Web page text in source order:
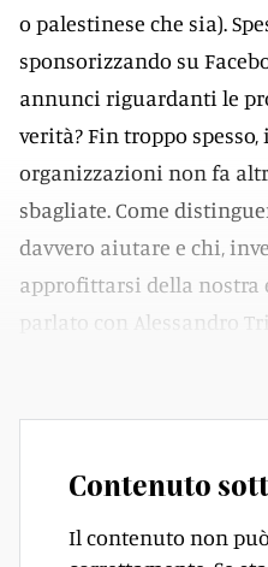
o palestinese che sia).
sponsorizzando su
annunci riguardanti le
verità? Fin troppo
organizzazioni non fa
sbagliate. Come
davvero aiutare e chi,
approfittarsi della nostra
parlato con Alessandro
Contenuto
Il contenuto non